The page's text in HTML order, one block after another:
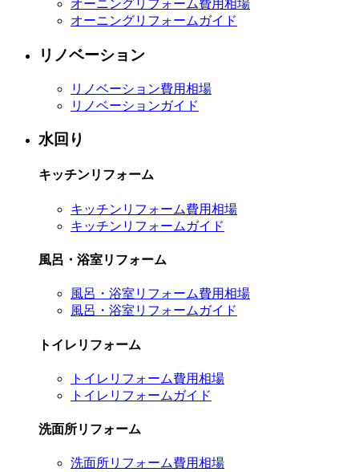
オーニングリフォーム費用相場
オーニングリフォームガイド
リノベーション
リノベーション費用相場
リノベーションガイド
水回り
キッチンリフォーム
キッチンリフォーム費用相場
キッチンリフォームガイド
風呂・浴室リフォーム
風呂・浴室リフォーム費用相場
風呂・浴室リフォームガイド
トイレリフォーム
トイレリフォーム費用相場
トイレリフォームガイド
洗面所リフォーム
洗面所リフォーム費用相場